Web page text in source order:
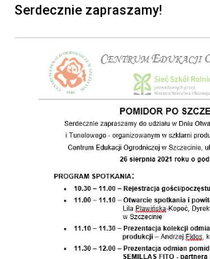
Serdecznie zapraszamy!